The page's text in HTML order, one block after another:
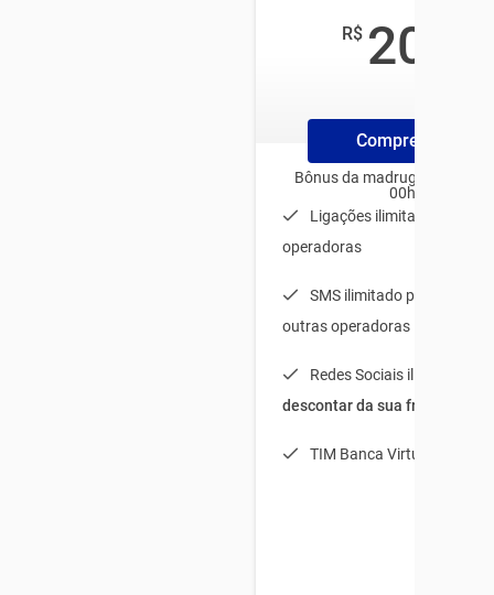
R$ 20
Compre ChipTim
Bônus da madrugada para
00h e 06h
Ligações ilimitadas para
operadoras
SMS ilimitado para TIM +
outras operadoras
Redes Sociais ilimitadas (
descontar da sua franquia
TIM Banca Virtual Light